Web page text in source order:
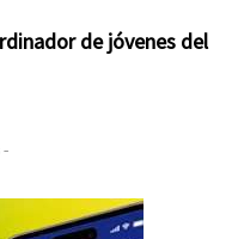
de jóvenes del
–